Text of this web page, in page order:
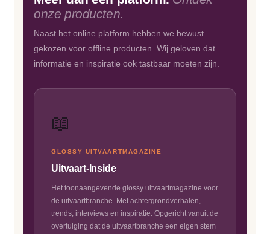
onze producten.
Naast het online platform hebben we bewust
gekozen voor offline producten. Wij geloven dat
informatie en inspiratie ook tastbaar moeten zijn.
📖
GLOSSY UITVAARTMAGAZINE
Uitvaart-Inside
Het toonaangevende glossy uitvaartmagazine voor
de uitvaartbranche. Met achtergrondverhalen,
trends, interviews en inspiratie. Opgericht vanuit de
overtuiging dat de uitvaartbranche een eigen stem